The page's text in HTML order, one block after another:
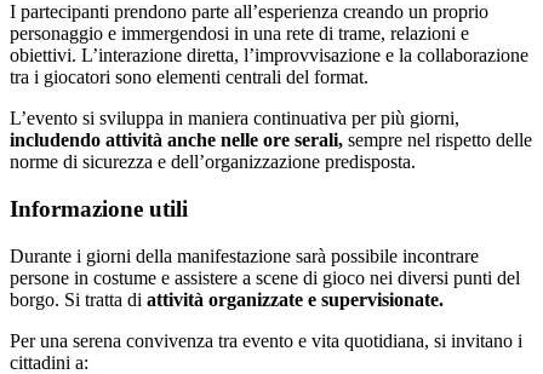
I partecipanti prendono parte all’esperienza creando un proprio
personaggio e immergendosi in una rete di trame, relazioni e
obiettivi. L’interazione diretta, l’improvvisazione e la collaborazione
tra i giocatori sono elementi centrali del format.
L’evento si sviluppa in maniera continuativa per più giorni,
includendo attività anche nelle ore serali, sempre nel rispetto delle
norme di sicurezza e dell’organizzazione predisposta.
Informazione utili
Durante i giorni della manifestazione sarà possibile incontrare
persone in costume e assistere a scene di gioco nei diversi punti del
borgo. Si tratta di attività organizzate e supervisionate.
Per una serena convivenza tra evento e vita quotidiana, si invitano i
cittadini a: